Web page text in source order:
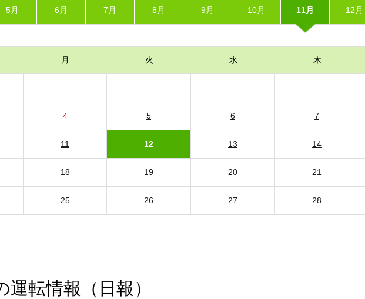
5月 6月 7月 8月 9月 10月 11月 12月
月 火 水 木
4 5 6 7
11 12 13 14
18 19 20 21
25 26 27 28
運転情報（日報）